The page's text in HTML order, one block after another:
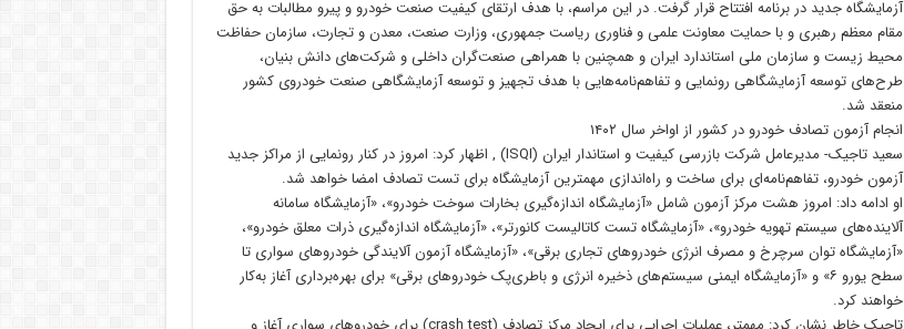
آزمایشگاه جدید در برنامه افتتاح قرار گرفت. در این مراسم، با هدف ارتقای کیفیت صنعت خودرو و پیرو مطالبات به حق
مقام معظم رهبری و با حمایت معاونت علمی و فناوری ریاست جمهوری، وزارت صنعت، معدن و تجارت، سازمان حفاظت
محیط زیست و سازمان ملی استاندارد ایران و همچنین با همراهی صنعت‌گران داخلی و شرکت‌های دانش بنیان،
طرح‌های توسعه آزمایشگاهی رونمایی و تفاهم‌نامه‌هایی با هدف تجهیز و توسعه آزمایشگاهی صنعت خودروی کشور
منعقد شد.
انجام آزمون تصادف خودرو در کشور از اواخر سال ١۴٠٢
سعید تاجیک- مدیرعامل شرکت بازرسی کیفیت و استاندار ایران (ISQI) , اظهار کرد: امروز در کنار رونمایی از مراکز جدید
آزمون خودرو، تفاهم‌نامه‌ای برای ساخت و راه‌اندازی مهمترین آزمایشگاه برای تست تصادف امضا خواهد شد.
او ادامه داد: امروز هشت مرکز آزمون شامل «آزمایشگاه اندازه‌گیری بخارات سوخت خودرو»، «آزمایشگاه سامانه
آلاینده‌های سیستم تهویه خودرو»، «آزمایشگاه تست کاتالیست کانورتر»، «آزمایشگاه اندازه‌گیری ذرات معلق خودرو»،
«آزمایشگاه توان سرچرخ و مصرف انرژی خودرو‌های تجاری برقی»، «آزمایشگاه آزمون آلایندگی خودرو‌های سواری تا
سطح یورو ۶» و «آزمایشگاه ایمنی سیستم‌های ذخیره انرژی و باطری‌پک خودرو‌های برقی» برای بهره‌برداری آغاز به‌کار
خواهند کرد.